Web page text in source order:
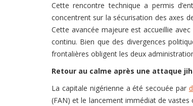
Cette rencontre technique a permis
concentrent sur la sécurisation des axes
Cette avancée majeure est accueillie
continu. Bien que des divergences
frontalières obligent les deux
Retour au calme après une attaque
La capitale nigérienne a été secouée par
(FAN) et le lancement immédiat de